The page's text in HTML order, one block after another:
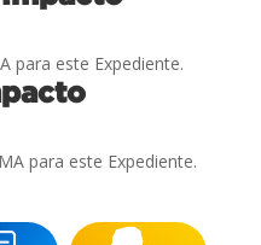
para este Expediente.
para este Expediente.